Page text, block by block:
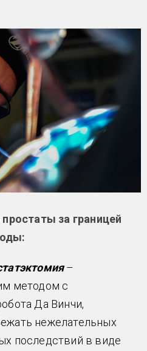
за границей
–
методом с
Да Винчи,
нежелательных
последствий в виде